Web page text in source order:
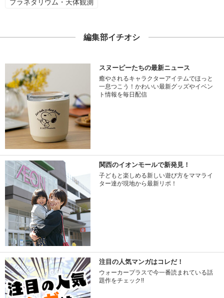
プラネタリウム・天体観測
編集部イチオシ
スヌーピーたちの最新ニュース
癒やされるキャラクターアイテムでほっと
一息つこう！かわいい最新グッズやイベン
ト情報を毎日配信
関西のイオンモールで新発見！
子どもと楽しめる新しい遊び方をママライ
ター達が現地から最新リポ！
注目の人気マンガはコレだ！
ウォーカープラスで今一番読まれている話
題作をチェック!!